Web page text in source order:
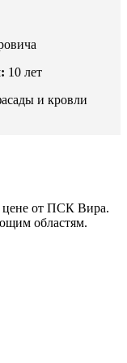
10 лет
и кровли
цене от ПСК Вира.
областям.